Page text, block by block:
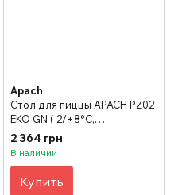
Apach
Стол для пиццы APACH PZ02
EKO GN (-2/+8°С,
1600x750x1035 мм)
2 364 грн
В наличии
Купить